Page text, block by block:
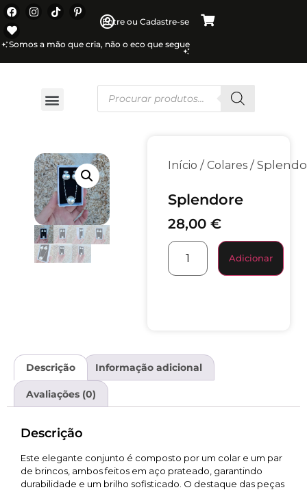
Entre ou Cadastre-se
Somos a mão que cria, não o eco que segue
Início /Colares /
Splendore
28,00€
Adicionar
Descrição Informação adicional
Avaliações (0)
Descrição
Este elegante conjunto é composto por um colar e um par
de brincos, ambos feitos em aço prateado, garantindo
durabilidade e um brilho sofisticado. O destaque das peças